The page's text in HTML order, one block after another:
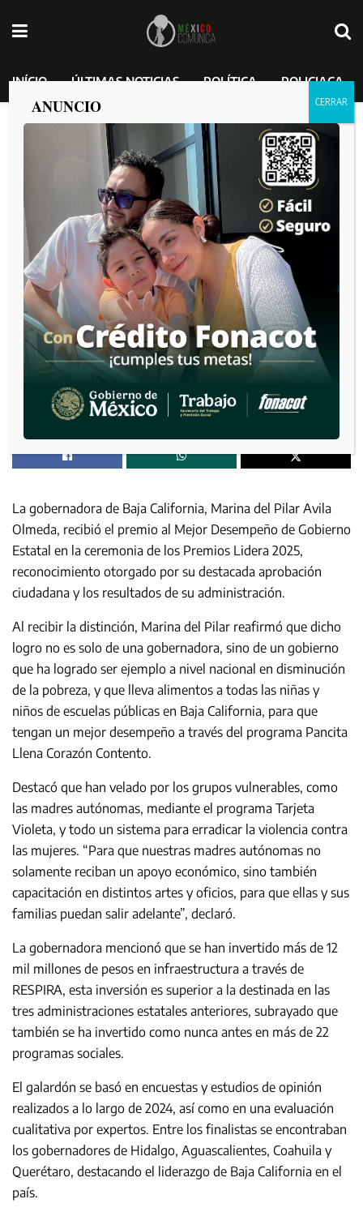
INÍCIO ÚLTIMAS NOTICIAS POLÍTICA POLICIACA
Recibe gobernadora Marina del Pilar
premio al mejor desempeño de gobierno
estatal en los premios lidera 2025
MEXICO COMUNICA 2025-02-11
La gobernadora de Baja California, Marina del Pilar Avila
Olmeda, recibió el premio al Mejor Desempeño de Gobierno
Estatal en la ceremonia de los Premios Lidera 2025,
reconocimiento otorgado por su destacada aprobación
ciudadana y los resultados de su administración.
Al recibir la distinción, Marina del Pilar reafirmó que dicho
logro no es solo de una gobernadora, sino de un gobierno
que ha logrado ser ejemplo a nivel nacional en disminución
de la pobreza, y que lleva alimentos a todas las niñas y
niños de escuelas públicas en Baja California, para que
tengan un mejor desempeño a través del programa Pancita
Llena Corazón Contento.
Destacó que han velado por los grupos vulnerables, como
las madres autónomas, mediante el programa Tarjeta
Violeta, y todo un sistema para erradicar la violencia contra
las mujeres. “Para que nuestras madres autónomas no
solamente reciban un apoyo económico, sino también
capacitación en distintos artes y oficios, para que ellas y sus
familias puedan salir adelante”, declaró.
La gobernadora mencionó que se han invertido más de 12
mil millones de pesos en infraestructura a través de
RESPIRA, esta inversión es superior a la destinada en las
tres administraciones estatales anteriores, subrayado que
también se ha invertido como nunca antes en más de 22
programas sociales.
El galardón se basó en encuestas y estudios de opinión
realizados a lo largo de 2024, así como en una evaluación
cualitativa por expertos. Entre los finalistas se encontraban
los gobernadores de Hidalgo, Aguascalientes, Coahuila y
Querétaro, destacando el liderazgo de Baja California en el
país.
ANUNCIO